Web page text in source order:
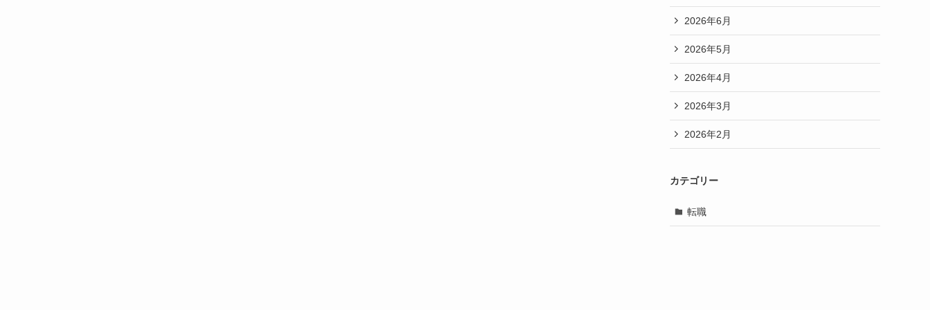
2026年6月
2026年5月
2026年4月
2026年3月
2026年2月
カテゴリー
転職